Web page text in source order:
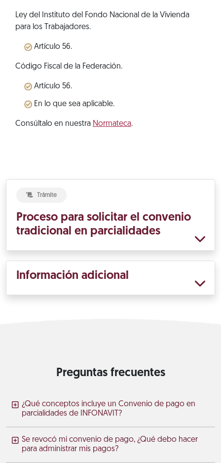
Ley del Instituto del Fondo Nacional de la Vivienda
para los Trabajadores.
Artículo 56.
Código Fiscal de la Federación.
Artículo 56.
En lo que sea aplicable.
Consúltalo en nuestra Normateca.
Trámite
Proceso para solicitar el convenio
tradicional en parcialidades
Información adicional
Preguntas frecuentes
¿Qué conceptos incluye un Convenio de pago en
parcialidades de INFONAVIT?
Se revocó mi convenio de pago, ¿Qué debo hacer
para administrar mis pagos?